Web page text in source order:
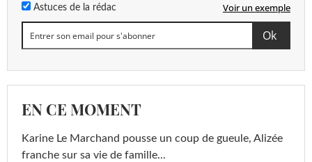
Astuces de la rédac Voir un exemple
EN CE MOMENT
Karine Le Marchand pousse un coup de gueule, Alizée
franche sur sa vie de famille...